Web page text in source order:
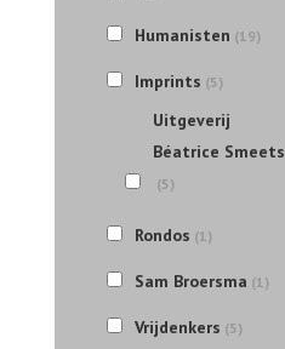
Humanisten (19)
Imprints (5)
Uitgeverij
Béatrice Smeets
(5)
Rondos (1)
Sam Broersma (1)
Vrijdenkers (5)